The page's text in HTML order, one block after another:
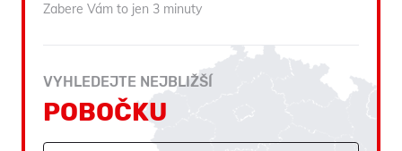
Zabere Vám to jen 3 minuty
VYHLEDEJTE NEJBLIŽŠÍ
POBOČKU